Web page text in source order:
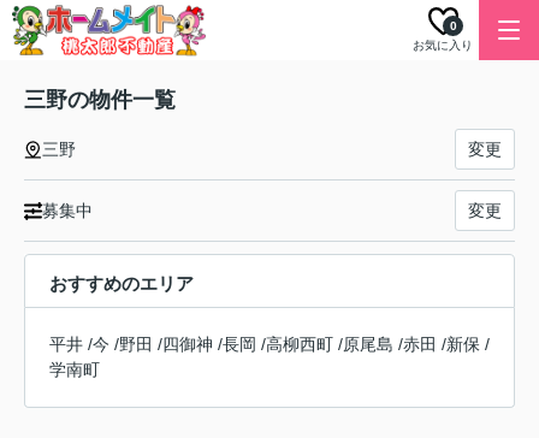
お気に入り
0
三野の物件一覧
三野 変更
募集中 変更
おすすめのエリア
平井 /今 /野田 /四御神 /長岡 /高柳西町 /原尾島 /赤田 /新保 /
学南町